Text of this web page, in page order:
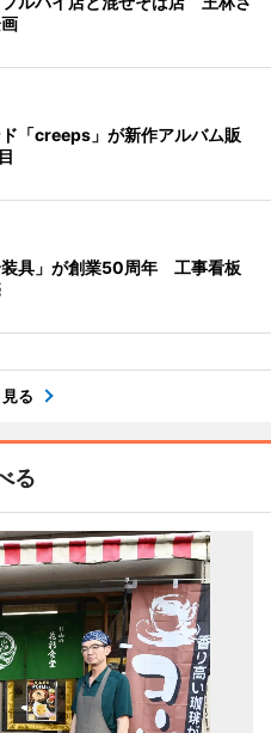
「creeps」が新作アルバム販
装具」が創業50周年 工事看板
る
る